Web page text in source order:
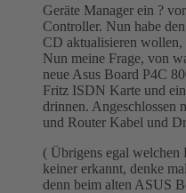
Geräte Manager ein ?
Controller. Nun habe
CD aktualisieren wollen,
Nun meine Frage, von
neue Asus Board P4C
Fritz ISDN Karte und
drinnen. Angeschlossen
und Router Kabel und
( Übrigens egal welchen
keiner erkannt, denke
denn beim alten ASUS